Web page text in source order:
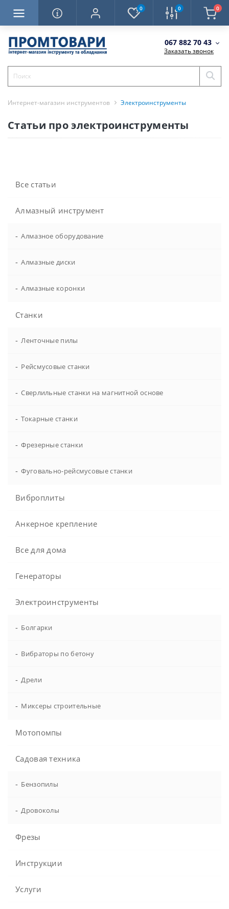
0 0 0
067 882 70 43
Заказать звонок
Интернет-магазин инструментов Электроинструменты
Статьи про электроинструменты
Все статьи
Алмазный инструмент
- Алмазное оборудование
- Алмазные диски
- Алмазные коронки
Станки
- Ленточные пилы
- Рейсмусовые станки
- Сверлильные станки на магнитной основе
- Токарные станки
- Фрезерные станки
- Фуговально-рейсмусовые станки
Виброплиты
Анкерное крепление
Все для дома
Генераторы
Электроинструменты
- Болгарки
- Вибраторы по бетону
- Дрели
- Миксеры строительные
Мотопомпы
Садовая техника
- Бензопилы
- Дровоколы
Фрезы
Инструкции
Услуги